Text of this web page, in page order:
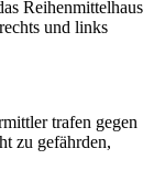
Reihenmittelhaus
und links
trafen gegen
zu gefährden,